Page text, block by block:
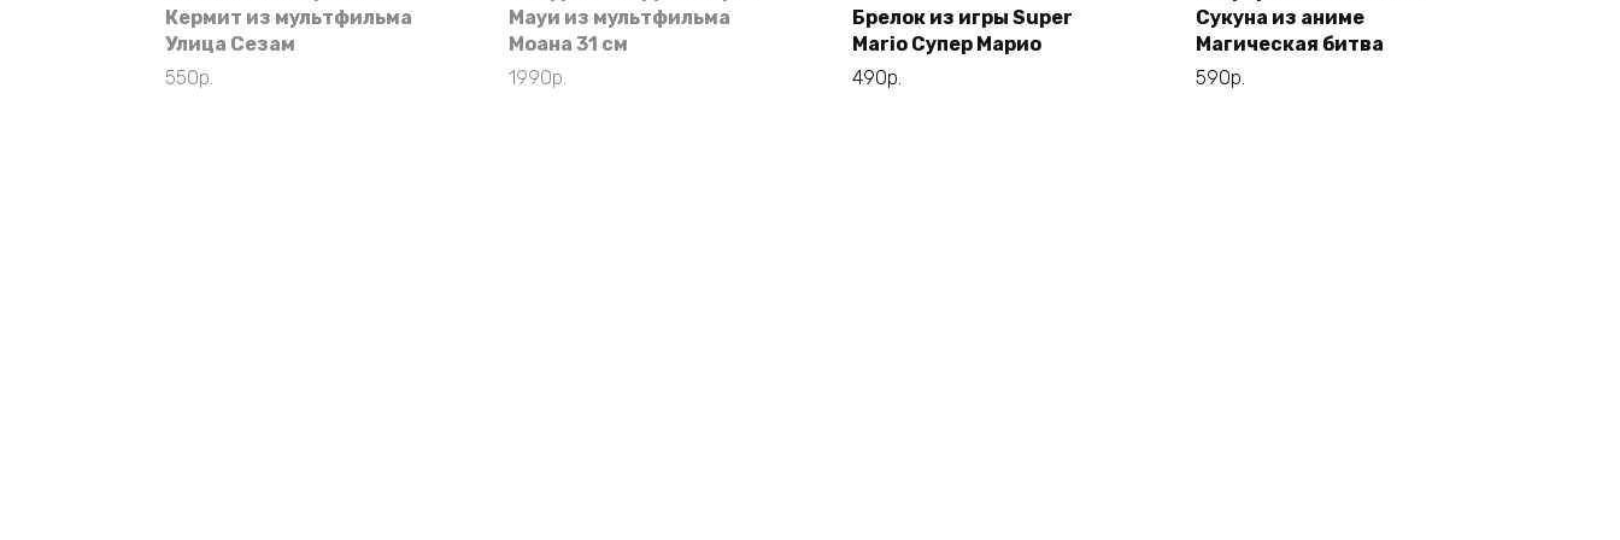
Кермит из мультфильма
Улица Сезам
550р.
Мауи из мультфильма
Моана 31 см
1990р.
имеет
несколько
Брелок из игры Super
Mario Супер Марио
490р.
Сукуна из аниме
Магическая битва
590р.